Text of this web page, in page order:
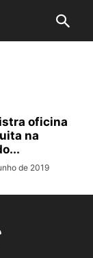
oficina
na
de 2019